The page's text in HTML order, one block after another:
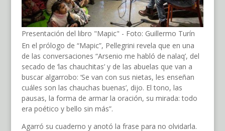
Presentación del libro "Mapic" - Foto: Guillermo Turín
En el prólogo de “Mapic”, Pellegrini revela que en una
de las conversaciones “Arsenio me habló de nalaq’, del
secado de ‘las chauchitas’ y de las abuelas que van a
buscar algarrobo: ‘Se van con sus nietas, les enseñan
cuáles son las chauchas buenas’, dijo. El tono, las
pausas, la forma de armar la oración, su mirada: todo
era poético y bello sin más”.
Agarró su cuaderno y anotó la frase para no olvidarla.